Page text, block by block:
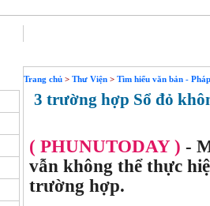
Trang chủ > Thư Viện > Tìm hiểu văn bản -
3 trường hợp Sổ đỏ
( PHUNUTODAY ) -
vẫn không thể thực
trường hợp.